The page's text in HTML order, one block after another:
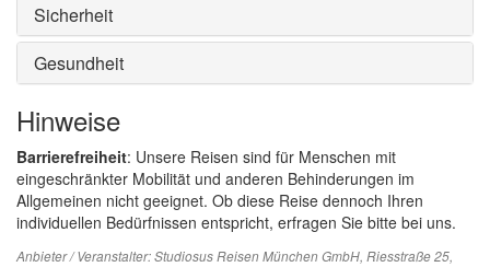
Sicherheit
Gesundheit
Hinweise
Barrierefreiheit: Unsere Reisen sind für Menschen mit
eingeschränkter Mobilität und anderen Behinderungen im
Allgemeinen nicht geeignet. Ob diese Reise dennoch Ihren
individuellen Bedürfnissen entspricht, erfragen Sie bitte bei uns.
Anbieter / Veranstalter:Studiosus Reisen München GmbH, Riesstraße 25,